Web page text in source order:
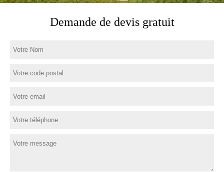
Demande de devis gratuit